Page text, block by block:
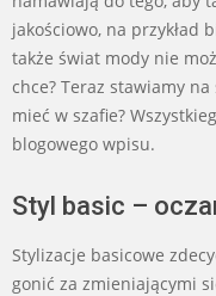
jakościowo, na przykład
także świat mody nie
chce? Teraz stawiamy
mieć w szafie?
blogowego wpisu.
Styl basic –
Stylizacje basicowe
gonić za zmieniającymi